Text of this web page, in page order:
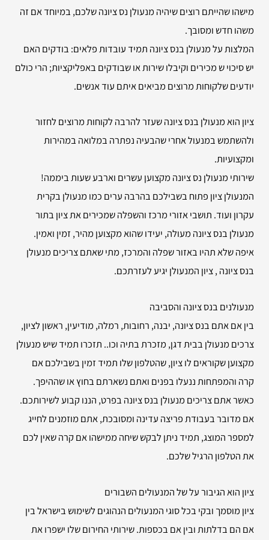
מישהו שהייתם רוצים שיהיה מנעולן נס ציונה שלכם, במיוחד אם זה
משהו חדש ומסובך.
המלצות על מנעולן בנס ציונה תמיד עובדות פלאים: בודקים האם
יש סיכוי ש מכירים וקיבלו שירות או שבודקים באפליקציות; הרי כולם
יודעים שלקוחות מרוצים מביאים איתם עוד אנשים.
ציון הוא מנעולן בנס ציונה שעזר להרבה לקוחות מרוצים לחזור
ולהשתמש במנעול אחרי שהבעיה נפתרה במלואה במהירות
ומקצועיות.
שירותי מנעולן נס ציונה מקצוען עשרים וארבע שעות ביממה!
המנעולן ציון פתוח בשבילכם בהרבה ערים כמו מנעולן בקרית
עקרון ועוד. תושבי אזורי מרכז והשפלה שמכירים את ציון בתור
מנעולן בנס ציונה מעולה, יעידו שהוא מקצוען מהיר, זמין ואמין.
איפה שלא תהיו באזור שפלה והמרכז, מתי שאתם צריכים מנעולן
בנס ציונה , ציון המנעולן יגיע לעזרתכם.
מנעולנים בנס ציונה והסביבה
בין אם אתם בנס ציונה, יבנה, רחובות, רמלה, מודיעין, ראשון לציון,
צרכים מנעולן בבית דגן, מזכרת בתיה וכו.. תזכרו תמיד שיש מנעולן
מקצוען שקוראים לו ציון, שהטלפון שלו תמיד זמין בשבילכם אם
קרה והמפתחות ננעלו בפנים ואתם נשארתם בחוץ או שההיפך.
כאשר אתם צריכים מנעולן בנס ציונה בפרט, הננו קבוע לשירותכם.
אם מדובר בעבודת פריצה עדינה ומסובכת, אתם מוזמנים לחייג
למספר המוצג, תמיד ניתן לבקש שיחה ממישהו אם קרה שאין לכם
את הטלפון הרגיל שלכם.
ציון הוא הגיבור על של המנעולים השבורים
ציון מוסמך ובקי בכל סוגי המנעולים הנהוגים לשימוש בישראל בין
אם הם בדלתות ובין אם בכספות. שירותי החירום שלו ישפרו את